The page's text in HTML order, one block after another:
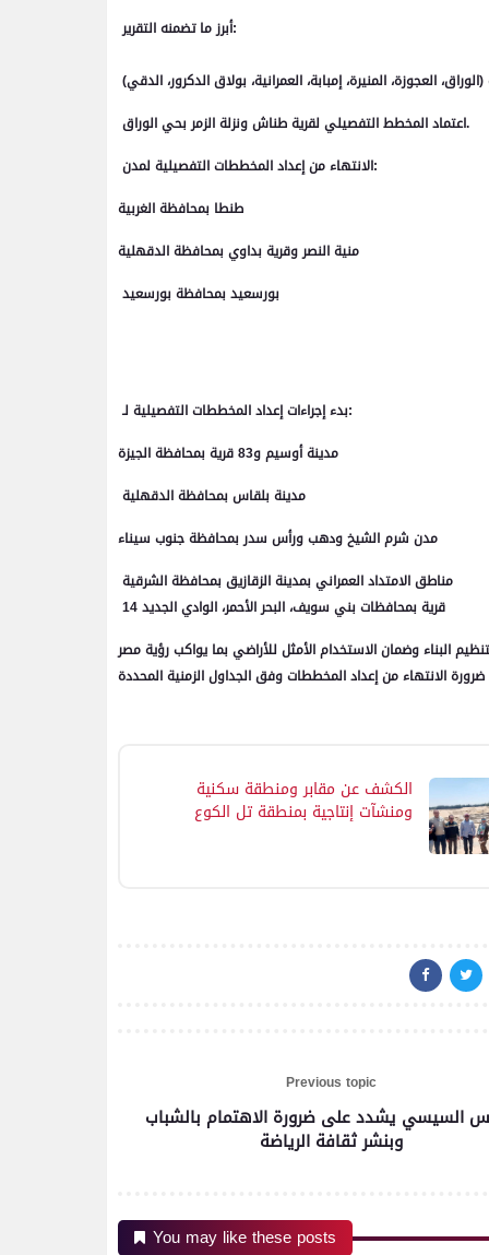
أبرز ما تضمنه التقرير:
اعتماد المخطط التفصيلي لقرية طناش ونزلة الزمر بحي الوراق.
الانتهاء من إعداد المخططات التفصيلية لمدن:
طنطا بمحافظة الغربية
منية النصر وقرية بداوي بمحافظة الدقهلية
بورسعيد بمحافظة بورسعيد
بدء إجراءات إعداد المخططات التفصيلية لـ:
مدينة أوسيم و83 قرية بمحافظة الجيزة
مدينة بلقاس بمحافظة الدقهلية
مدن شرم الشيخ ودهب ورأس سدر بمحافظة جنوب سيناء
مناطق الامتداد العمراني بمدينة الزقازيق بمحافظة الشرقية
14 قرية بمحافظات بني سويف، البحر الأحمر، الوادي الجديد
البناء وضمان الاستخدام الأمثل للأراضي بما يواكب رؤية مصر
الكشف عن مقابر ومنطقة سكنية
ومنشآت إنتاجية بمنطقة تل الكوع
Previous topic
السيسي يشدد على ضرورة الاهتمام بالشباب
وبنشر ثقافة الرياضة
You may like these posts